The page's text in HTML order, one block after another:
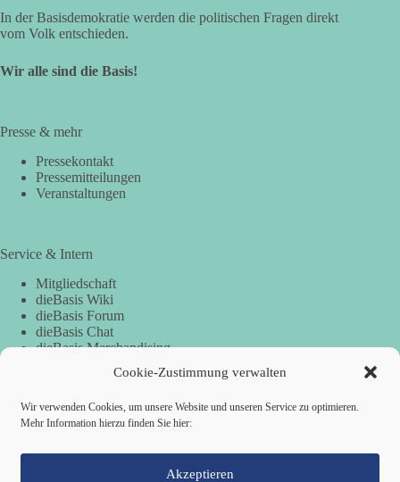
Cookie-Zustimmung verwalten
Wir verwenden Cookies, um unsere Website und unseren Service zu optimieren.
Mehr Information hierzu finden Sie hier:
Akzeptieren
In der Basisdemokratie werden die politischen Fragen direkt
vom Volk entschieden.
Wir alle sind die Basis!
Presse & mehr
Pressekontakt
Pressemitteilungen
Veranstaltungen
Service & Intern
Mitgliedschaft
dieBasis Wiki
dieBasis Forum
dieBasis Chat
dieBasis Merchandising
Spenden